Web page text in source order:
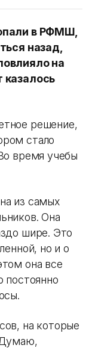
в РФМШ,
назад,
на
казалось
решение,
стало
время учебы
из самых
Она
шире. Это
но и о
она все
постоянно
на которые
Думаю,